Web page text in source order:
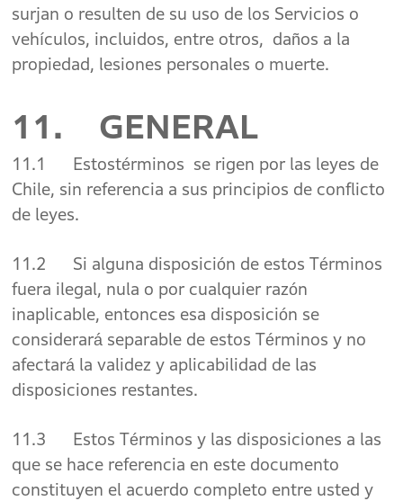
surjan o resulten de su uso de los Servicios o
vehículos, incluidos, entre otros, daños a la
propiedad, lesiones personales o muerte.
11. GENERAL
11.1 Estostérminos se rigen por las leyes de
Chile, sin referencia a sus principios de conflicto
de leyes.
11.2 Si alguna disposición de estos Términos
fuera ilegal, nula o por cualquier razón
inaplicable, entonces esa disposición se
considerará separable de estos Términos y no
afectará la validez y aplicabilidad de las
disposiciones restantes.
11.3 Estos Términos y las disposiciones a las
que se hace referencia en este documento
constituyen el acuerdo completo entre usted y